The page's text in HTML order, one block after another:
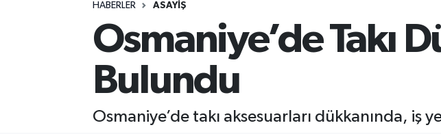
HABERLER ASAYİŞ
Osmaniye’de Takı
Bulundu
Osmaniye’de takı aksesuarları dükkanında, iş
Tüm Manşetler
Son Dakika Haberleri
Haber Arşivi